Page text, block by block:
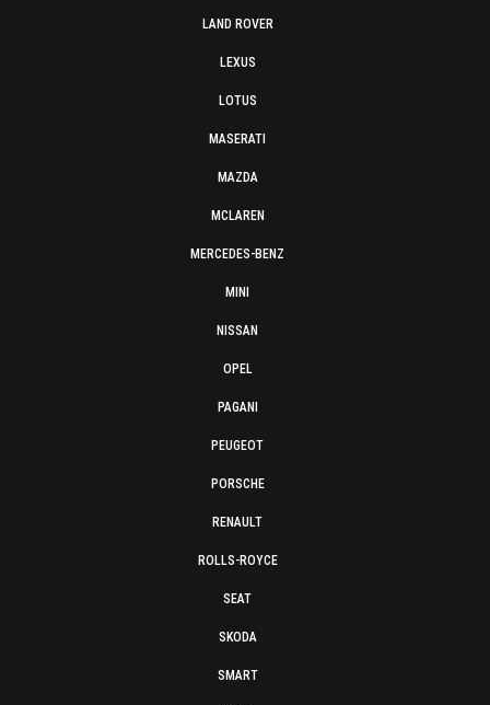
LAND ROVER
LEXUS
LOTUS
MASERATI
MAZDA
MCLAREN
MERCEDES-BENZ
MINI
NISSAN
OPEL
PAGANI
PEUGEOT
PORSCHE
RENAULT
ROLLS-ROYCE
SEAT
SKODA
SMART